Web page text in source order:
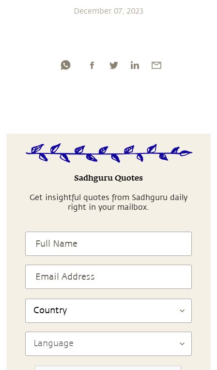
December 07, 2023
Sadhguru Quotes
Get insightful quotes from Sadhguru daily
right in your mailbox.